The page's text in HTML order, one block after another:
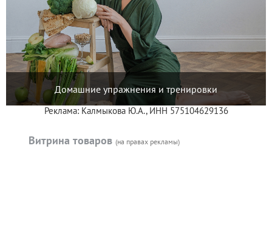
Домашние упражнения и тренировки
Реклама: Калмыкова Ю.А., ИНН 575104629136
Витрина товаров (на правах рекламы)